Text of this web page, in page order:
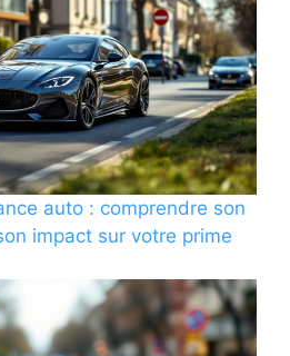
auto : comprendre son
impact sur votre prime